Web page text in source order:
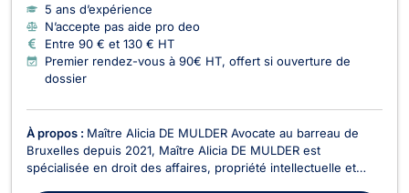
5 ans d’expérience
N’accepte pas aide pro deo
Entre 90 € et 130 € HT
Premier rendez-vous à 90€ HT, offert si ouverture de
dossier
À propos : Maître Alicia DE MULDER Avocate au barreau de
Bruxelles depuis 2021, Maître Alicia DE MULDER est
spécialisée en droit des affaires, propriété intellectuelle et